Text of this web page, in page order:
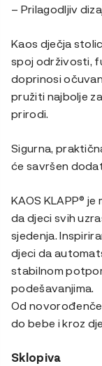
– Prilagodljiv
Kaos dječja
spoj održivosti,
doprinosi
pružiti najbolje
prirodi.
Sigurna,
će savršen
KAOS KLAPP®
da djeci svih
sjedenja.
djeci da
stabilnom
podešavanjima.
Od
do bebe i kroz
Sklopiva